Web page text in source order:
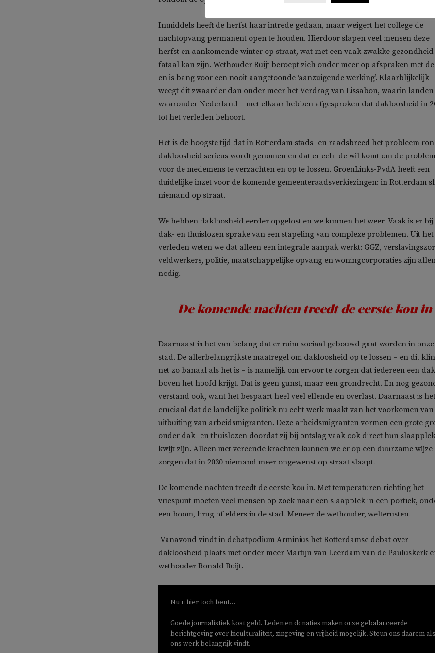
Inmiddels heeft de herfst haar intrede gedaan, maar weigert het college de
nachtopvang permanent open te houden. Hierdoor slapen veel mensen deze
herfst en aankomende winter op straat, wat met een vaak zwakke gezondheid
fataal kan zijn. Wethouder Buijt beroept zich onder meer op afspraken met de
en is bang voor een nooit aangetoonde ‘aanzuigende werking’. Klaarblijkelijk
weegt dit zwaarder dan onder meer het Verdrag van Lissabon, waarin landen
waaronder Nederland – met elkaar hebben afgesproken dat dakloosheid in
tot het verleden behoort.
Het is de hoogste tijd dat in Rotterdam stads- en raadsbreed het probleem
dakloosheid serieus wordt genomen en dat er echt de wil komt om de
voor de medemens te verzachten en op te lossen. GroenLinks-PvdA heeft een
duidelijke inzet voor de komende gemeenteraadsverkiezingen: in Rotterdam
niemand op straat.
We hebben dakloosheid eerder opgelost en we kunnen het weer. Vaak is er bij
dak- en thuislozen sprake van een stapeling van complexe problemen. Uit het
verleden weten we dat alleen een integrale aanpak werkt: GGZ,
veldwerkers, politie, maatschappelijke opvang en woningcorporaties zijn
nodig.
De komende nachten treedt de eerste kou in
Daarnaast is het van belang dat er ruim sociaal gebouwd gaat worden in onze
stad. De allerbelangrijkste maatregel om dakloosheid op te lossen – en dit
net zo banaal als het is – is namelijk om ervoor te zorgen dat iedereen een dak
boven het hoofd krijgt. Dat is geen gunst, maar een grondrecht. En nog
verstand ook, want het bespaart heel veel ellende en overlast. Daarnaast is het
cruciaal dat de landelijke politiek nu echt werk maakt van het voorkomen van
uitbuiting van arbeidsmigranten. Deze arbeidsmigranten vormen een grote
onder dak- en thuislozen doordat zij bij ontslag vaak ook direct hun slaapplek
kwijt zijn. Alleen met vereende krachten kunnen we er op een duurzame wijze
zorgen dat in 2030 niemand meer ongewenst op straat slaapt.
De komende nachten treedt de eerste kou in. Met temperaturen richting het
vriespunt moeten veel mensen op zoek naar een slaapplek in een portiek,
een boom, brug of elders in de stad. Meneer de wethouder, welterusten.
Vanavond vindt in debatpodium Arminius het Rotterdamse debat over
dakloosheid plaats met onder meer Martijn van Leerdam van de Pauluskerk
wethouder Ronald Buijt.
Nu u hier toch bent...
Goede journalistiek kost geld. Leden en donaties maken onze gebalanceerde
berichtgeving over biculturaliteit, zingeving en vrijheid mogelijk. Steun ons daarom
ons werk belangrijk vindt.